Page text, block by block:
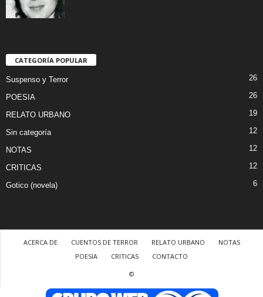
CATEGORÍA POPULAR
Suspenso y Terror 26
POESIA 26
RELATO URBANO 19
Sin categoría 12
NOTAS 12
CRITICAS 12
Gotico (novela) 6
ACERCA DE CUENTOS DE TERROR RELATO URBANO
NOTAS
POESIA
CRITICAS
CONTACTO
©